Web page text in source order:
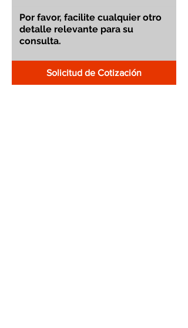
Solicitud de Cotización